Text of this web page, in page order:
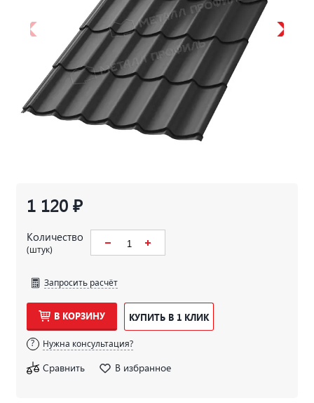
1 120 ₽
Количество
(штук)
Запросить расчёт
В КОРЗИНУ КУПИТЬ В 1 КЛИК
Нужна консультация?
Сравнить В избранное